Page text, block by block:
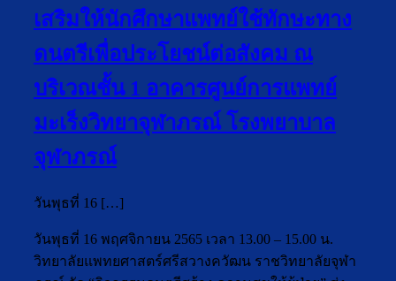
เสริมให้นักศึกษาแพทย์ใช้ทักษะทาง
ดนตรีเพื่อประโยชน์ต่อสังคม ณ
บริเวณชั้น 1 อาคารศูนย์การแพทย์
มะเร็งวิทยาจุฬาภรณ์ โรงพยาบาล
จุฬาภรณ์
วันพุธที่ 16 […]
วันพุธที่ 16 พฤศจิกายน 2565 เวลา 13.00 – 15.00 น.
วิทยาลัยแพทยศาสตร์ศรีสวางควัฒน ราชวิทยาลัยจุฬา